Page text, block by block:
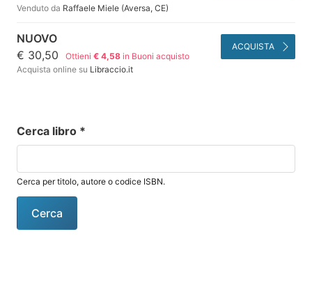
Venduto da Raffaele Miele (Aversa, CE)
NUOVO
€ 30,50
Ottieni€ 4,58 in Buoni acquisto
Acquista online su Libraccio.it
ACQUISTA
Cerca libro *
Cerca per titolo, autore o codice ISBN.